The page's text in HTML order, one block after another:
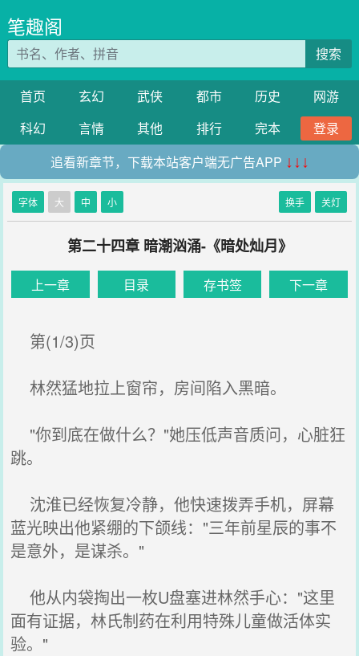
笔趣阁
搜索
首页 玄幻 武侠 都市 历史
网游
科幻
言情 其他 排行 完本
登录
追看新章节，下载本站客户端无广告APP ↓↓↓
字体 大 中 小 换手 关灯
第二十四章 暗潮汹涌-《暗处灿月》
上一章 目录 存书签 下一章
第(1/3)页
林然猛地拉上窗帘，房间陷入黑暗。
"你到底在做什么？"她压低声音质问，心脏狂
跳。
沈淮已经恢复冷静，他快速拨弄手机，屏幕
蓝光映出他紧绷的下颌线："三年前星辰的事不
是意外，是谋杀。"
他从内袋掏出一枚U盘塞进林然手心："这里
面有证据，林氏制药在利用特殊儿童做活体实
验。"